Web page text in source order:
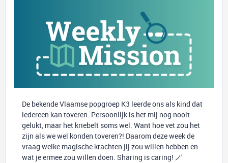
De bekende Vlaamse popgroep K3 leerde ons als kind dat
iedereen kan toveren. Persoonlijk is het mij nog nooit
gelukt, maar het kriebelt soms wel. Want hoe vet zou het
zijn als we wel konden toveren?! Daarom deze week de
vraag welke magische krachten jij zou willen hebben en
wat je ermee zou willen doen. Sharing is caring! 🪄